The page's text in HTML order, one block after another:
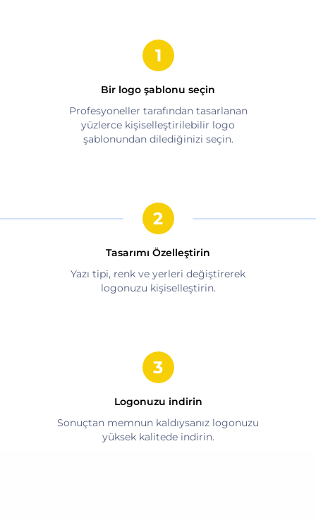
Bir logo şablonu seçin
Profesyoneller tarafından tasarlanan
yüzlerce kişiselleştirilebilir logo
şablonundan dilediğinizi seçin.
Tasarımı Özelleştirin
Yazı tipi, renk ve yerleri değiştirerek
logonuzu kişiselleştirin.
Logonuzu indirin
Sonuçtan memnun kaldıysanız logonuzu
yüksek kalitede indirin.